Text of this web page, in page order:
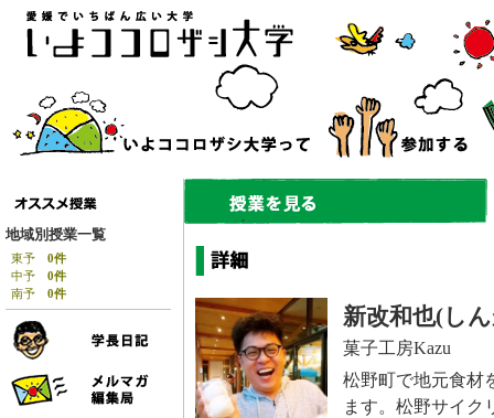
地域別授業一覧
東予 0件
中予 0件
南予 0件
新改和也(し
菓子工房Kazu
松野町で地元食材
ます。松野サイク